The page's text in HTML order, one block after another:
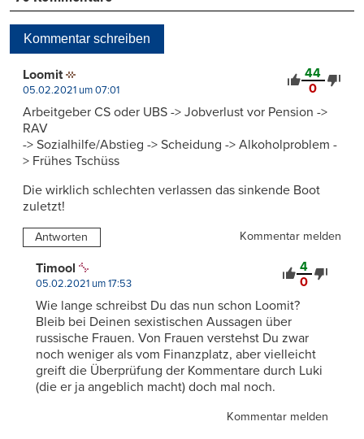
Kommentar schreiben
44
0
Loomit
05.02.2021 um 07:01
Arbeitgeber CS oder UBS -> Jobverlust vor Pension ->
RAV
-> Sozialhilfe/Abstieg -> Scheidung -> Alkoholproblem -
> Frühes Tschüss
Die wirklich schlechten verlassen das sinkende Boot
zuletzt!
Antworten Kommentar melden
4
0
Timool
05.02.2021 um 17:53
Wie lange schreibst Du das nun schon Loomit?
Bleib bei Deinen sexistischen Aussagen über
russische Frauen. Von Frauen verstehst Du zwar
noch weniger als vom Finanzplatz, aber vielleicht
greift die Überprüfung der Kommentare durch Luki
(die er ja angeblich macht) doch mal noch.
Kommentar melden